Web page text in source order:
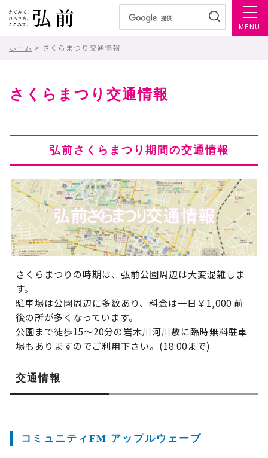
MENU
ホーム > さくらまつり交通情報
さくらまつり交通情報
弘前さくらまつり期間の交通情報
さくらまつりの時期は、弘前公園周辺は大変混雑しま
す。
駐車場は公園周辺に多数あり、料金は一日￥1,000 前
後の所が多くなっています。
公園まで徒歩15～20分の岩木川河川敷に臨時無料駐車
場もありますのでご利用下さい。(18:00まで)
交通情報
コミュニティFM アップルウェーブ